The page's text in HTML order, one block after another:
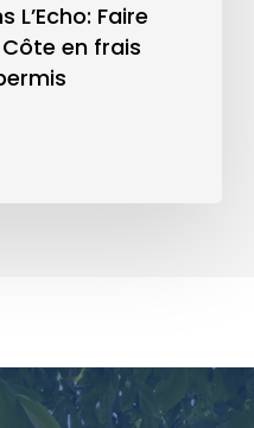
L’Echo: Faire
en frais